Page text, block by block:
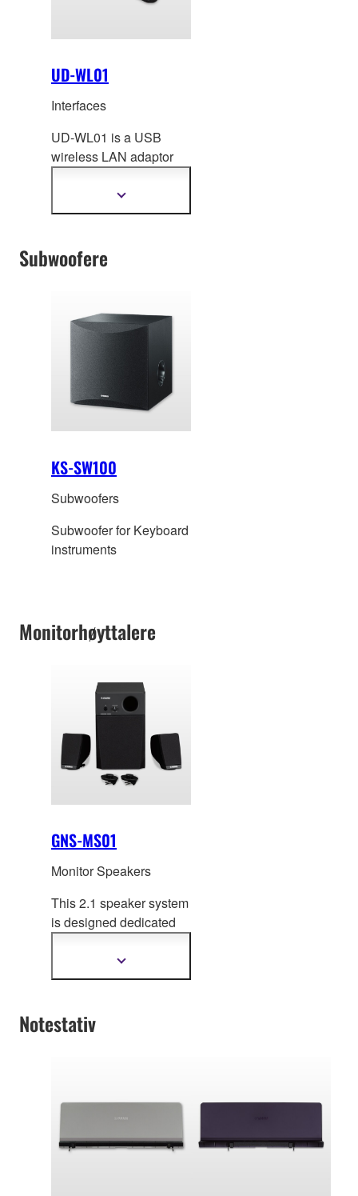
UD-WL01
Interfaces
UD-WL01 is a USB
wireless LAN adaptor
enjoy your musical
instrument.
Vis
Subwoofere
KS-SW100
Subwoofers
Subwoofer for Keyboard
instruments
Monitorhøyttalere
GNS-MS01
Monitor Speakers
This 2.1 speaker system
is designed dedicated
Workstation Keyboard.
Vis
Notestativ